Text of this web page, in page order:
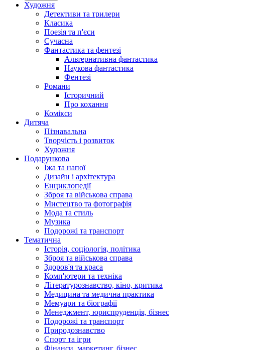
Художня
Детективи та трилери
Класика
Поезія та п'єси
Сучасна
Фантастика та фентезі
Альтернативна фантастика
Наукова фантастика
Фентезі
Романи
Історичний
Про кохання
Комікси
Дитяча
Пізнавальна
Творчість і розвиток
Художня
Подарункова
Їжа та напої
Дизайн і архітектура
Енциклопедії
Зброя та військова справа
Мистецтво та фотографія
Мода та стиль
Музика
Подорожі та транспорт
Тематична
Історія, соціологія, політика
Зброя та військова справа
Здоров'я та краса
Комп'ютери та техніка
Літературознавство, кіно, критика
Медицина та медична практика
Мемуари та біографії
Менеджмент, юриспруденція, бізнес
Подорожі та транспорт
Природознавство
Спорт та ігри
Фінанси, маркетинг, бізнес